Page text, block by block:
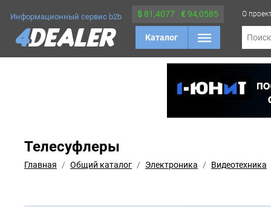
Информационный сервис b2b $ 81,4077 €94,0585
Каталог
О
Поиск
Телесуфлеры
Главная Общий каталог Электроника Видеотехника